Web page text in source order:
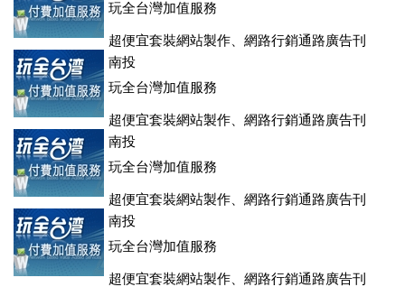
玩全台灣加值服務
超便宜套裝網站製作、網路行銷通路廣告刊
登、訂房系統、客房委託旅行社銷售，全面優惠中....
南投
玩全台灣加值服務
超便宜套裝網站製作、網路行銷通路廣告刊
登、訂房系統、客房委託旅行社銷售，全面優惠中....
南投
玩全台灣加值服務
超便宜套裝網站製作、網路行銷通路廣告刊
登、訂房系統、客房委託旅行社銷售，全面優惠中....
南投
玩全台灣加值服務
超便宜套裝網站製作、網路行銷通路廣告刊